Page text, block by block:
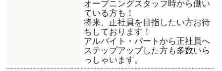
オープニングスタッフ時から働い
ている方も！
将来、正社員を目指したい方お待
ちしております！
アルバイト・パートから正社員へ
ステップアップした方も多数いら
っしゃいます。